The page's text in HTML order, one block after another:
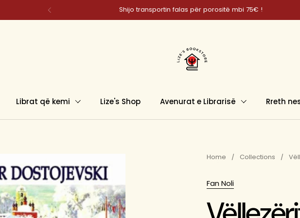
Shijo transportin falas për porositë mbi 75€ !
Librat që kemi Lize's Shop Avenurat e Librarisë Rreth
Home / Collections /
Fan Noli